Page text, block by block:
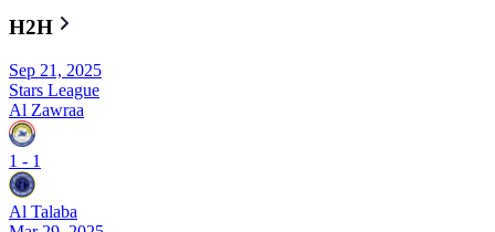
H2H
Sep 21, 2025
Stars League
Al Zawraa
1 - 1
Al Talaba